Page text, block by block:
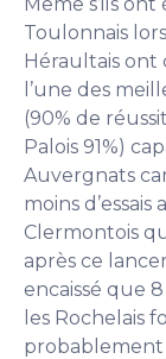
Toulonnais
Héraultais
l’une des
(90% de
Palois 91%)
Auvergnats
moins
Clermontois
après ce
encaissé que
les Rochelais
probablement